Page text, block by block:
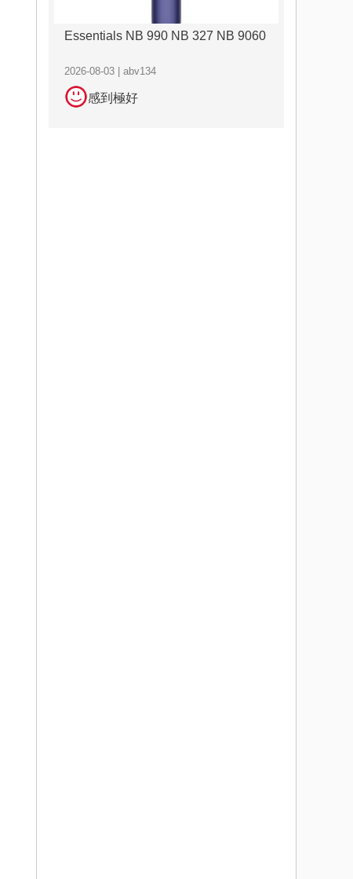
Essentials NB 990 NB 327 NB 9060
2026-08-03 | abv134
感到極好